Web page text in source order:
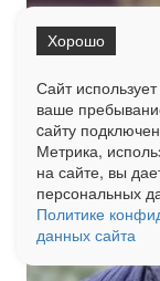
Сайт
ваше
cайту
Метрика,
на сайте, вы
персональных
Политике
данных сайта
Хорошо